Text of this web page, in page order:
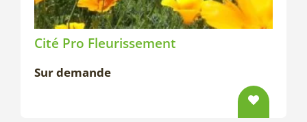
Cité Pro Fleurissement
Sur demande